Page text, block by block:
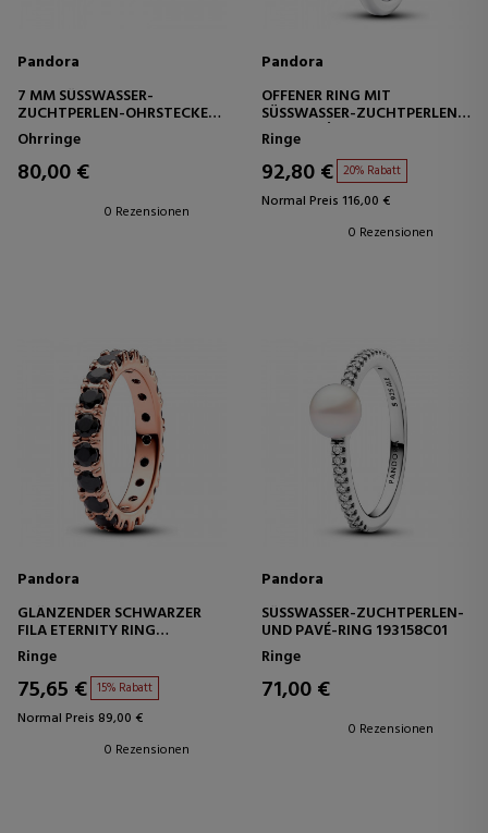
Pandora
7 MM SÜSSWASSER-Z
UCHTPERLEN-OHRSTECKER 2
93169C01
Ohrringe
80,00 €
0 Rezensionen
Pandora
OFFENER RING MIT
SÜSSWASSER-ZUCHTPERLEN U
ND PAVÉ 193145C01
Ringe
92,80 € 20% Rabatt
Normal Preis 116,00 €
0 Rezensionen
Pandora
GLÄNZENDER SCHWARZER
FILA ETERNITY RING
180050C02
Ringe
75,65 € 15% Rabatt
Normal Preis 89,00 €
0 Rezensionen
Pandora
SÜSSWASSER-ZUCHTPERLEN- U
ND PAVÉ-RING 193158C01
Ringe
71,00 €
0 Rezensionen